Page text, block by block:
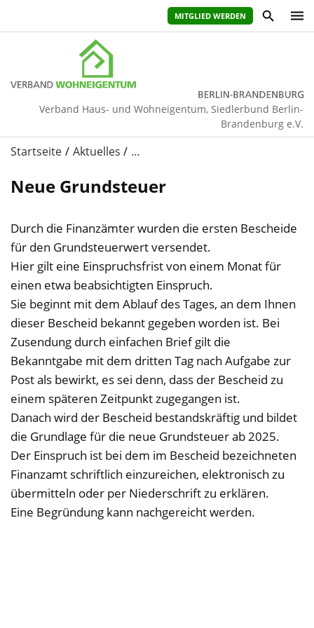
MITGLIED WERDEN
Verband Haus- und Wohneigentum, Siedlerbund Berlin-
Brandenburg e.V.
Startseite Aktuelles …
Neue Grundsteuer
Durch die Finanzämter wurden die ersten Bescheide
für den Grundsteuerwert versendet.
Hier gilt eine Einspruchsfrist von einem Monat für
einen etwa beabsichtigten Einspruch.
Sie beginnt mit dem Ablauf des Tages, an dem Ihnen
dieser Bescheid bekannt gegeben worden ist. Bei
Zusendung durch einfachen Brief gilt die
Bekanntgabe mit dem dritten Tag nach Aufgabe zur
Post als bewirkt, es sei denn, dass der Bescheid zu
einem späteren Zeitpunkt zugegangen ist.
Danach wird der Bescheid bestandskräftig und bildet
die Grundlage für die neue Grundsteuer ab 2025.
Der Einspruch ist bei dem im Bescheid bezeichneten
Finanzamt schriftlich einzureichen, elektronisch zu
übermitteln oder per Niederschrift zu erklären.
Eine Begründung kann nachgereicht werden.